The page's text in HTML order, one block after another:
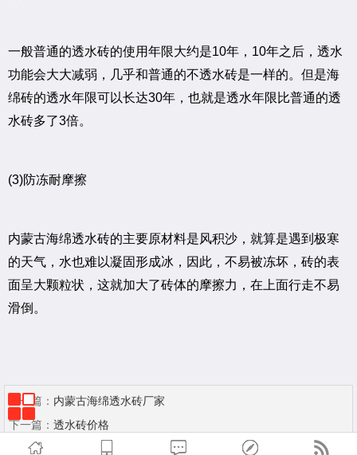
一般普通的透水砖的使用年限大约是10年，10年之后，透水
功能会大大减弱，几乎和普通的不透水砖是一样的。但是海
绵砖的透水年限可以长达30年，也就是透水年限比普通的透
水砖多了3倍。
(3)防冻耐摩擦
内蒙古海绵透水砖的主要原材料是风积沙，就算是遇到极寒
的天气，水也难以凝固形成冰，因此，不易被冻坏，砖的表
面呈大颗粒状，这就加大了砖体的摩擦力，在上面行走不易
滑倒。
上一篇： 内蒙古海绵透水砖厂家
下一篇： 透水砖价格